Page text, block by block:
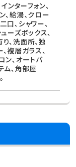
ンターフォン、
、給湯、クロー
口、シャワー、
ーズボックス、
、洗面所、独
複層ガラス、
ン、オートバ
ム、角部屋